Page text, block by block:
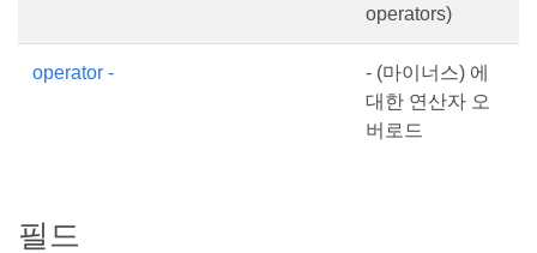
operators)
operator -
- (마이너스) 에
대한 연산자 오
버로드
필드